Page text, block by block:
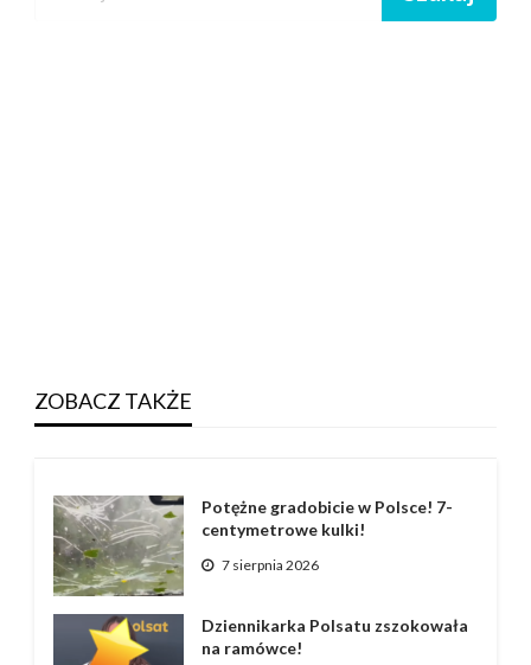
ZOBACZ TAKŻE
Potężne gradobicie w Polsce! 7-
centymetrowe kulki!
7 sierpnia 2026
Dziennikarka Polsatu zszokowała
na ramówce!